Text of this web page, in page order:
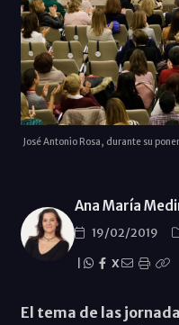
José Antonio Rosa, durante su
Ana María
19/02/2019
X
El tema de las